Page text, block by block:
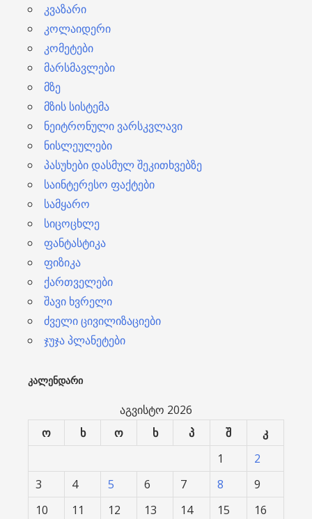
კვაზარი
კოლაიდერი
კომეტები
მარსმავლები
მზე
მზის სისტემა
ნეიტრონული ვარსკვლავი
ნისლეულები
პასუხები დასმულ შეკითხვებზე
საინტერესო ფაქტები
სამყარო
სიცოცხლე
ფანტასტიკა
ფიზიკა
ქართველები
შავი ხვრელი
ძველი ცივილიზაციები
ჯუჯა პლანეტები
ᲙᲐᲚᲔᲜᲓᲐᲠᲘ
აგვისტო 2026
ო
ხ ო ხ პ შ
კ
1
2
3
4 5 6 7 8
9
10
11 12 13 14 15 16